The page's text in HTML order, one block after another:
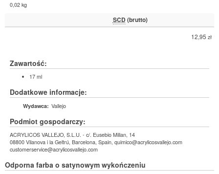
0,02 kg
SCD (brutto)
12,95 zł
Zawartość:
17 ml
Dodatkowe informacje:
Wydawca: Vallejo
Podmiot gospodarczy:
ACRYLICOS VALLEJO, S.L.U. - c/. Eusebio Millan, 14
08800 Vilanova i la Geltrú, Barcelona, Spain, quimico@acrylicosvallejo.com
customerservice@acrylicosvallejo.com
Odporna farba o satynowym wykończeniu